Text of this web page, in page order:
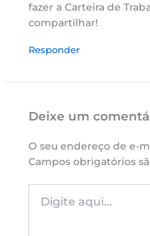
fazer a Carteira de
compartilhar!
Responder
Deixe um
O seu endereço de e-
Campos obrigatórios
aqui...